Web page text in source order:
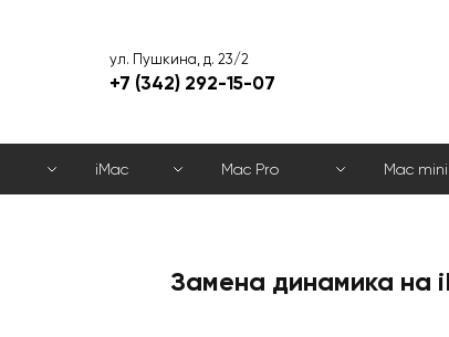
ул. Пушкина, д. 23/2
+7 (342) 292-15-07
iMac Mac Pro Mac mini
Замена динамика на